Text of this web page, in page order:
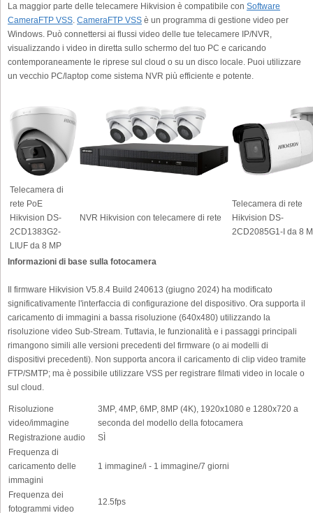
La maggior parte delle telecamere Hikvision è compatibile con Software
CameraFTP VSS. CameraFTP VSS è un programma di gestione video per
Windows. Può connettersi ai flussi video delle tue telecamere IP/NVR,
visualizzando i video in diretta sullo schermo del tuo PC e caricando
contemporaneamente le riprese sul cloud o su un disco locale. Puoi utilizzare
un vecchio PC/laptop come sistema NVR più efficiente e potente.
Telecamera di
rete PoE
Hikvision DS-
2CD1383G2-
LIUF da 8 MP
NVR Hikvision con telecamere di rete
Telecamera di rete
Hikvision DS-
2CD2085G1-I da 8
Informazioni di base sulla fotocamera
Il firmware Hikvision V5.8.4 Build 240613 (giugno 2024) ha modificato
significativamente l'interfaccia di configurazione del dispositivo. Ora supporta il
caricamento di immagini a bassa risoluzione (640x480) utilizzando la
risoluzione video Sub-Stream. Tuttavia, le funzionalità e i passaggi principali
rimangono simili alle versioni precedenti del firmware (o ai modelli di
dispositivi precedenti). Non supporta ancora il caricamento di clip video tramite
FTP/SMTP; ma è possibile utilizzare VSS per registrare filmati video in locale o
sul cloud.
Risoluzione
video/immagine
3MP, 4MP, 6MP, 8MP (4K), 1920x1080 e 1280x720 a
seconda del modello della fotocamera
Registrazione audio
SÌ
Frequenza di
caricamento delle
immagini
1 immagine/i - 1 immagine/7 giorni
Frequenza dei
fotogrammi video
12.5fps